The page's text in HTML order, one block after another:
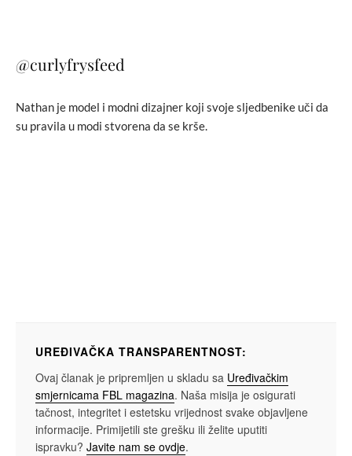
@curlyfrysfeed
Nathan je model i modni dizajner koji svoje sljedbenike uči da
su pravila u modi stvorena da se krše.
UREĐIVAČKA TRANSPARENTNOST:
Ovaj članak je pripremljen u skladu sa Uređivačkim
smjernicama FBL magazina. Naša misija je osigurati
tačnost, integritet i estetsku vrijednost svake objavljene
informacije. Primijetili ste grešku ili želite uputiti
ispravku? Javite nam se ovdje.